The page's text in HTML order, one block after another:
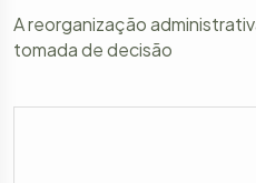
A reorganização
tomada de decisão